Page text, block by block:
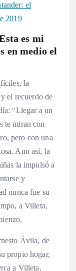
el
2019
es mi
en medio el
la
el recuerdo de
“Llegar a un
te miran con
pero con una
Aun así, la
la impulsó a
y
nunca fue su
a Villeta,
Ávila, de
propio hogar,
a Villeta,